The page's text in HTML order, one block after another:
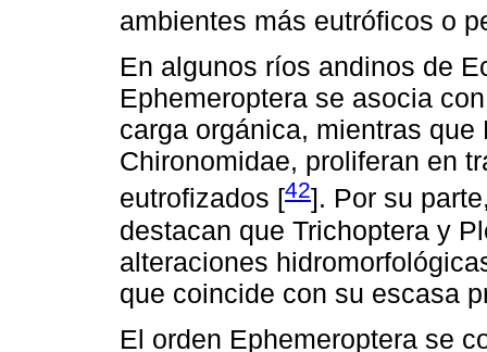
ambientes más eutróficos o
En algunos ríos andinos de
Ephemeroptera se asocia
carga orgánica, mientras
Chironomidae, proliferan en
eutrofizados [42]. Por su
destacan que Trichoptera y
alteraciones
que coincide con su escasa
El orden Ephemeroptera se